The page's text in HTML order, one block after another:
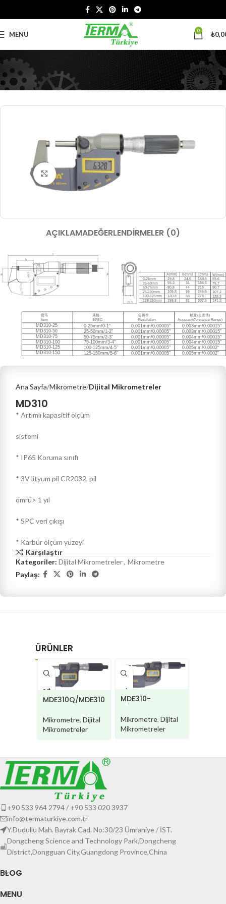
MENU 0 ₺
Büyütmek için tıklayın
AÇIKLAMADEĞERLENDIRMELER (0)
Ana Sayfa Mikrometre Dijital Mikrometreler
MD310
* Artımlı kapasitif ölçüm
sistemi
* IP65 Koruma sınıfı
* 3V lityum pil CR2032, pil
ömrü> 1 yıl
* SPC veri çıkışı
* Karbür ölçüm yüzeyi
Karşılaştır
Kategoriler: Dijital Mikrometreler, Mikrometre
Paylaş:
ÜRÜNLER
MDE310Q/MDE310
Mikrometre, Dijital
Mikrometreler
MDE310-
Mikrometre, Dijital
Mikrometreler
+90 533 964 2794 / +90 533 020 3937
info@termaturkiye.com.tr
Y.Dudullu Mah. Bayrak Cad. No:30/23 Ümraniye / İST.
Dongcheng Science and Technology Park,Dongcheng
District,Dongguan City,Guangdong Province,China
BLOG
MENU